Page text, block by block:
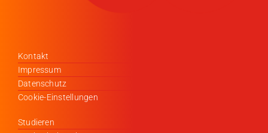
Kontakt
Impressum
Datenschutz
Cookie-Einstellungen
Studieren